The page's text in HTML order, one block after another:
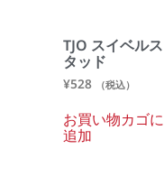
TJO スイベルス
タッド
¥528 （税込）
お買い物カゴに
追加